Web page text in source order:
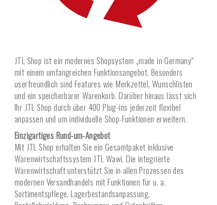
JTL Shop ist ein modernes Shopsystem „made in Germany“
mit einem umfangreichen Funktions­angebot. Besonders
userfreundlich sind Features wie Merkzettel, Wunschlisten
und ein speicherbarer Warenkorb. Darüber hinaus lässt sich
Ihr JTL Shop durch über 400 Plug-ins jederzeit flexibel
anpassen und um individuelle Shop-Funktionen erweitern.
Einzigartiges Rund-um-Angebot
Mit JTL Shop erhalten Sie ein Gesamtpaket inklusive
Warenwirtschaftssystem JTL Wawi. Die integrierte
Warenwirtschaft unterstützt Sie in allen Prozessen des
modernen Versandhandels mit Funktionen für u. a.
Sortimentspflege, Lager­bestands­anpassung,